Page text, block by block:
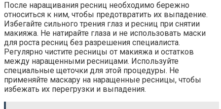
После наращивания ресниц необходимо бережно
относиться к ним, чтобы предотвратить их выпадение.
Избегайте сильного трения глаз и ресниц при снятии
макияжа. Не натирайте глаза и не использовать маски
для роста ресниц без разрешения специалиста.
Регулярно чистите ресницы от макияжа и остатков
между наращенными ресницами. Используйте
специальные щеточки для этой процедуры. Не
применяйте маскару на наращенные ресницы, чтобы
избежать их перегрузки и выпадения.